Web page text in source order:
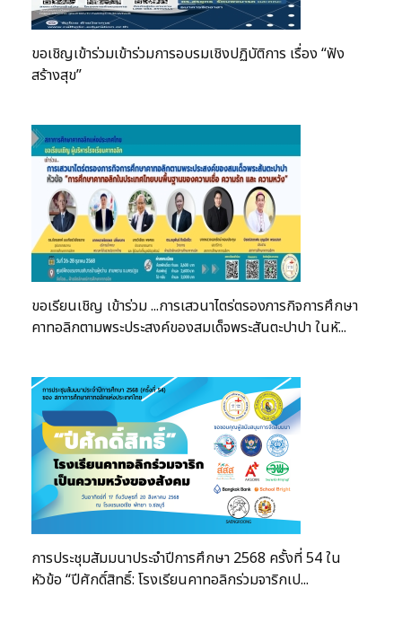
ขอเชิญเข้าร่วมเข้าร่วมการอบรมเชิงปฏิบัติการ เรื่อง “ฟัง
สร้างสุข”
ขอเรียนเชิญ เข้าร่วม ...การเสวนาไตร่ตรองภารกิจการศึกษา
คาทอลิกตามพระประสงค์ของสมเด็จพระสันตะปาปา ในหั...
การประชุมสัมมนาประจำปีการศึกษา 2568 ครั้งที่ 54 ใน
หัวข้อ “ปีศักดิ์สิทธิ์: โรงเรียนคาทอลิกร่วมจาริกเป...